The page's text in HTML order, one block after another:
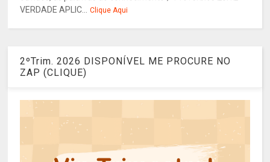
VERDADE APLIC... Clique Aqui
2ºTrim. 2026 DISPONÍVEL ME PROCURE NO
ZAP (CLIQUE)